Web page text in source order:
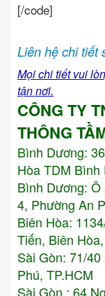
[/code]
Liên hệ chi tiết
Mọi chi tiết vui
tận nơi.
CÔNG TY
THÔNG
Bình Dương:
Hòa TDM Bình
Bình Dương:
4, Phường An
Biên Hòa:
Tiến, Biên
Sài Gòn: 71/
Phú, TP.HCM
Sài Gòn : 64